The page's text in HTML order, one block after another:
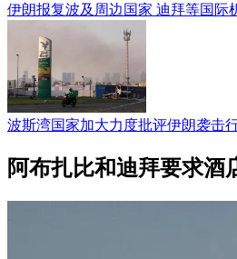
伊朗报复波及周边国家 迪拜等国际
波斯湾国家加大力度批评伊朗袭击
阿布扎比和迪拜要求酒